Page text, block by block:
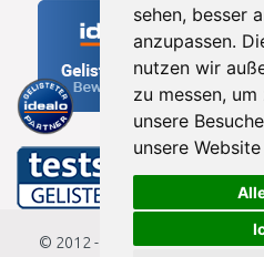
sehen, besser
anzupassen.
nutzen wir
zu messen,
unsere
unsere
© 2012 - 2026Baumarkteu.de